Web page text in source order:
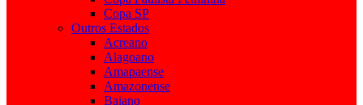
Copa SP
Outros Estados
Acreano
Alagoano
Amapaense
Amazonense
Baiano